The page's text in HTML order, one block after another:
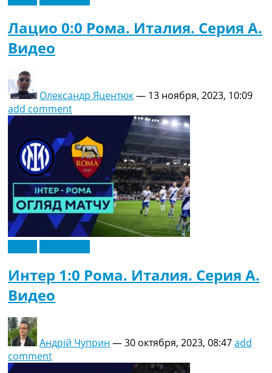
Лацио 0:0 Рома. Италия. Серия A.
Видео
Олександр Яцентюк— 13 ноября, 2023, 10:09
add comment
Интер 1:0 Рома. Италия. Серия A.
Видео
Андрій Чуприн —30 октября, 2023, 08:47add
comment